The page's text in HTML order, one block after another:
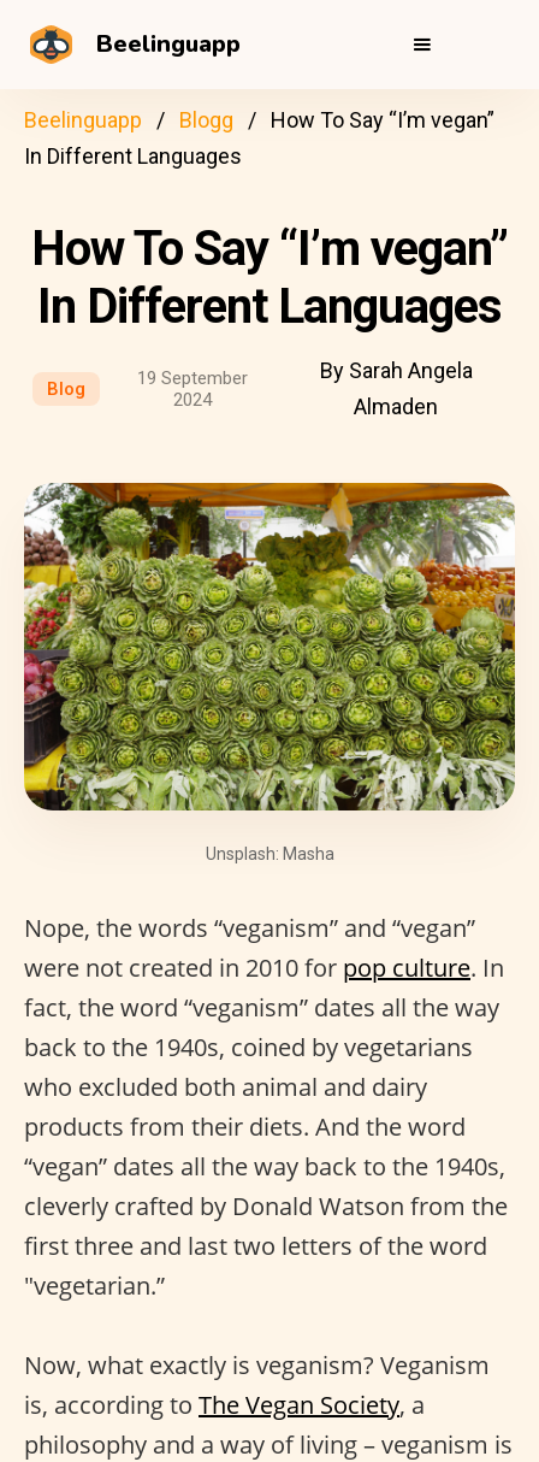
Beelinguapp
Beelinguapp Blogg
How To Say “I’m vegan”
In Different Languages
How To Say “I’m vegan”
In Different Languages
Blog
19 September
2024
By Sarah Angela
Almaden
Unsplash: Masha
Nope, the words “veganism” and “vegan”
were not created in 2010 for pop culture. In
fact, the word “veganism” dates all the way
back to the 1940s, coined by vegetarians
who excluded both animal and dairy
products from their diets. And the word
“vegan” dates all the way back to the 1940s,
cleverly crafted by Donald Watson from the
first three and last two letters of the word
"vegetarian.”
Now, what exactly is veganism? Veganism
is, according to The Vegan Society, a
philosophy and a way of living – veganism is